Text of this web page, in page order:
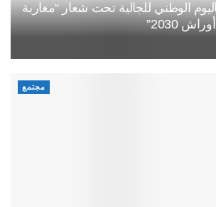
الوطني للجالية تحت شعار “مغاربة
2030”
مجتمع